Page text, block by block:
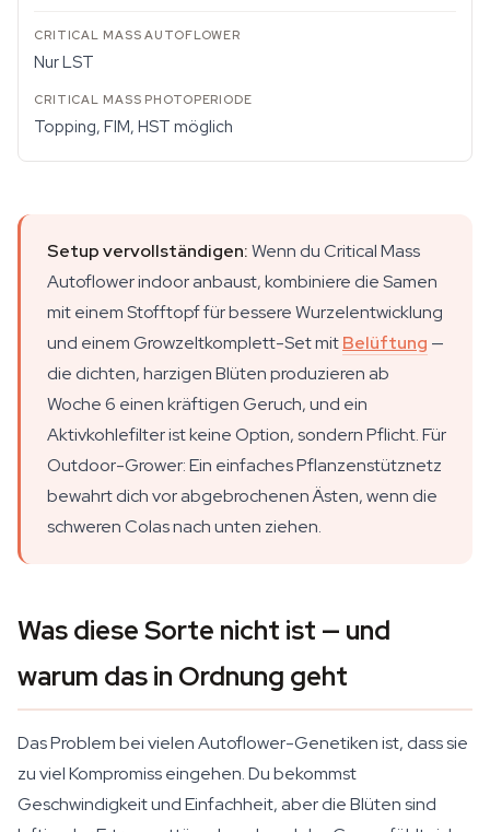
Nur LST
Topping, FIM, HST möglich
Setup vervollständigen:Wenn du Critical Mass
Autoflower indoor anbaust, kombiniere die Samen
mit einem Stofftopf für bessere Wurzelentwicklung
und einem Growzeltkomplett-Set mitBelüftung —
die dichten, harzigen Blüten produzieren ab
Woche 6 einen kräftigen Geruch, und ein
Aktivkohlefilter ist keine Option, sondern Pflicht. Für
Outdoor-Grower: Ein einfaches Pflanzenstütznetz
bewahrt dich vor abgebrochenen Ästen, wenn die
schweren Colas nach unten ziehen.
Was diese Sorte nicht ist — und
warum das in Ordnung geht
Das Problem bei vielen Autoflower-Genetiken ist, dass sie
zu viel Kompromiss eingehen. Du bekommst
Geschwindigkeit und Einfachheit, aber die Blüten sind